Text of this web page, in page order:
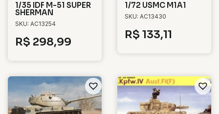
1/35 IDF M-51 SUPER
SHERMAN
SKU: AC13254
R$ 298,99
1/72 USMC M1A1
SKU: AC13430
R$ 133,11